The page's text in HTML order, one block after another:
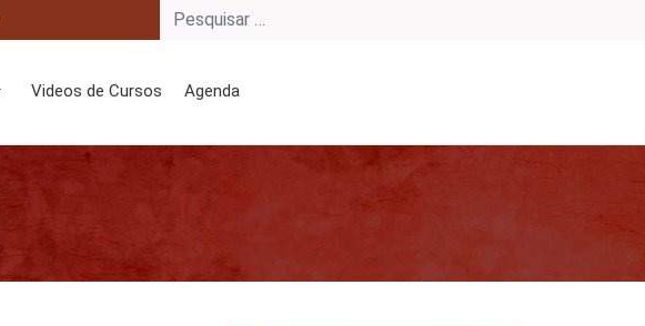
Videos de Cursos Agenda